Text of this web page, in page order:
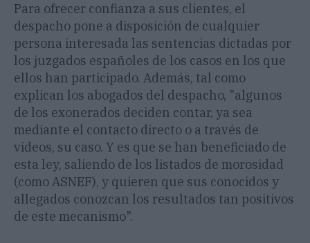
Para ofrecer confianza a sus clientes, el
despacho pone a disposición de cualquier
persona interesada las sentencias dictadas por
los juzgados españoles de los casos en los que
ellos han participado. Además, tal como
explican los abogados del despacho, "algunos
de los exonerados deciden contar, ya sea
mediante el contacto directo o a través de
videos, su caso. Y es que se han beneficiado de
esta ley, saliendo de los listados de morosidad
(como ASNEF), y quieren que sus conocidos y
allegados conozcan los resultados tan positivos
de este mecanismo".